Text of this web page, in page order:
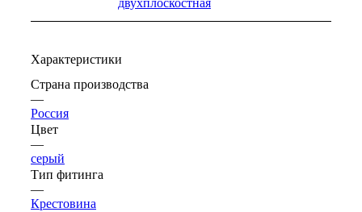
Характеристики
Страна производства
—
Россия
Цвет
—
серый
Тип фитинга
—
Крестовина